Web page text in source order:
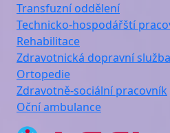
Transfuzní oddělení
Technicko-hospodářští
Rehabilitace
Zdravotnická dopravní služba
Ortopedie
Zdravotně-sociální pracovník
Oční ambulance